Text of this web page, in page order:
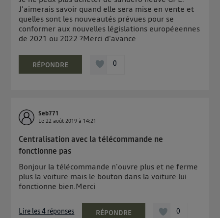
J'aimerais savoir quand elle sera mise en vente et
quelles sont les nouveautés prévues pour se
conformer aux nouvelles législations européeennes
de 2021 ou 2022 ?Merci d'avance
RÉPONDRE 0
Seb771
Le22 août 2019 à 14:21
Centralisation avec la télécommande ne
fonctionne pas
Bonjour la télécommande n'ouvre plus et ne ferme
plus la voiture mais le bouton dans la voiture lui
fonctionne bien.Merci
Lire les 4 réponses RÉPONDRE 0